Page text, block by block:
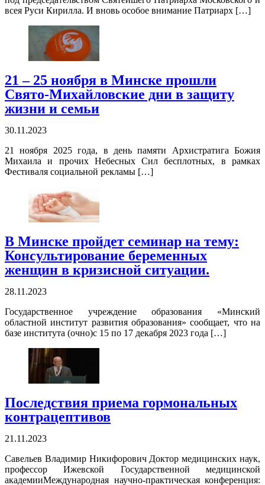
всея Руси Кирилла. И вновь особое внимание Патриарх […]
21 – 25 ноября в Минске прошли
Свято-Михайловские дни в защиту
жизни и семьи
30.11.2023
21 ноября 2025 года, в день памяти Архистратига Божия
Михаила и прочих Небесных Сил бесплотных, в рамках
Фестиваля социальной рекламы […]
В Минске пройдет семинар на тему:
Консультирование беременных
женщин в кризисной ситуации.
28.11.2023
Государственное учреждение образования «Минский
областной институт развития образования» сообщает, что на
базе института (очно)с 15 по 17 декабря 2023 года […]
Последствия приема гормональных
контрацептивов
21.11.2023
Савельев Владимир Никифорович Доктор медицинских наук,
профессор Ижевской Государственной медицинской
академииМеждународная научно-практическая конференция: